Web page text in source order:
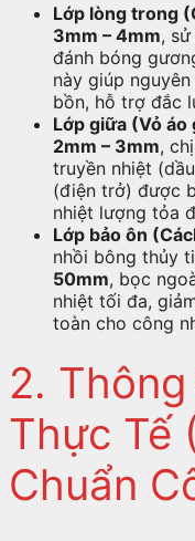
Lớp lòng trong
3mm – 4mm,
đánh bóng
này giúp
bồn, hỗ trợ đắc
Lớp giữa (Vỏ áo
2mm – 3mm,
truyền nhiệt
(điện trở) được
nhiệt lượng tỏa
Lớp bảo ôn
nhồi bông thủy
50mm, bọc
nhiệt tối đa,
toàn cho công
2.
Thực Tế
Chuẩn